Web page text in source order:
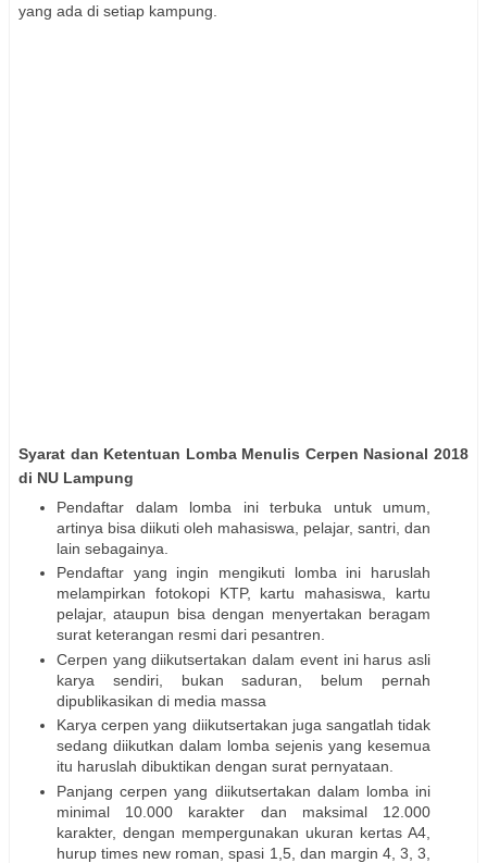
yang ada di setiap kampung.
Syarat dan Ketentuan Lomba Menulis Cerpen Nasional 2018
di NU Lampung
Pendaftar dalam lomba ini terbuka untuk umum,
artinya bisa diikuti oleh mahasiswa, pelajar, santri, dan
lain sebagainya.
Pendaftar yang ingin mengikuti lomba ini haruslah
melampirkan fotokopi KTP, kartu mahasiswa, kartu
pelajar, ataupun bisa dengan menyertakan beragam
surat keterangan resmi dari pesantren.
Cerpen yang diikutsertakan dalam event ini harus asli
karya sendiri, bukan saduran, belum pernah
dipublikasikan di media massa
Karya cerpen yang diikutsertakan juga sangatlah tidak
sedang diikutkan dalam lomba sejenis yang kesemua
itu haruslah dibuktikan dengan surat pernyataan.
Panjang cerpen yang diikutsertakan dalam lomba ini
minimal 10.000 karakter dan maksimal 12.000
karakter, dengan mempergunakan ukuran kertas A4,
hurup times new roman, spasi 1,5, dan margin 4, 3, 3,